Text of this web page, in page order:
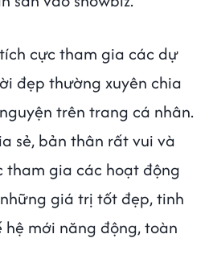
cực tham gia các dự
đẹp thường xuyên chia
trên trang cá nhân.
sẻ, bản thân rất vui và
tham gia các hoạt động
giá trị tốt đẹp, tinh
mới năng động, toàn